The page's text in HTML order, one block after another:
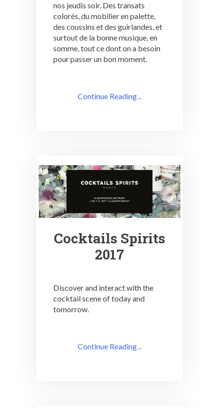
nos jeudis soir. Des transats
colorés, du mobilier en palette,
des coussins et des guirlandes, et
surtout de la bonne musique, en
somme, tout ce dont on a besoin
pour passer un bon moment.
Continue Reading ..
Cocktails Spirits
2017
Discover and interact with the
cocktail scene of today and
tomorrow.
Continue Reading ..